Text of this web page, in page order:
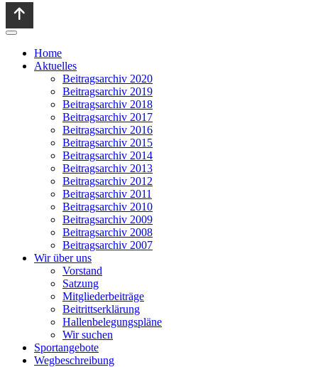
Home
Aktuelles
Beitragsarchiv 2020
Beitragsarchiv 2019
Beitragsarchiv 2018
Beitragsarchiv 2017
Beitragsarchiv 2016
Beitragsarchiv 2015
Beitragsarchiv 2014
Beitragsarchiv 2013
Beitragsarchiv 2012
Beitragsarchiv 2011
Beitragsarchiv 2010
Beitragsarchiv 2009
Beitragsarchiv 2008
Beitragsarchiv 2007
Wir über uns
Vorstand
Satzung
Mitgliederbeiträge
Beitrittserklärung
Hallenbelegungspläne
Wir suchen
Sportangebote
Wegbeschreibung